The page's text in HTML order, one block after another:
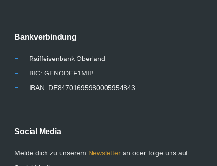
Bankverbindung
Raiffeisenbank Oberland
BIC: GENODEF1MIB
IBAN: DE84701695980005954843
Social Media
Melde dich zu unserem Newsletter an oder folge uns auf